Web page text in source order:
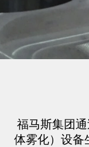
福马斯集团
体雾化）设备